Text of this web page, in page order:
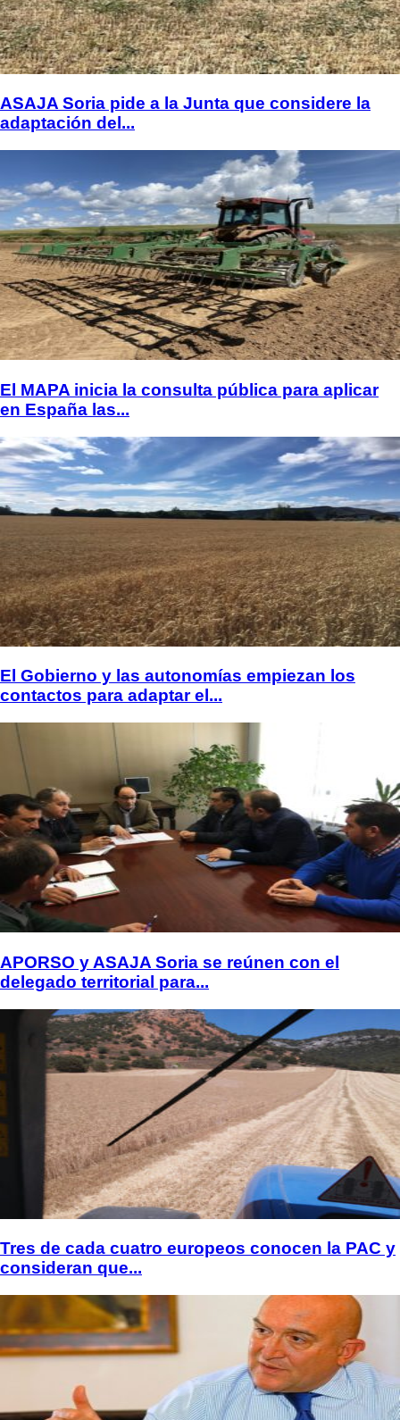
ASAJA Soria pide a la Junta que considere la
adaptación del...
El MAPA inicia la consulta pública para aplicar
en España las...
El Gobierno y las autonomías empiezan los
contactos para adaptar el...
APORSO y ASAJA Soria se reúnen con el
delegado territorial para...
Tres de cada cuatro europeos conocen la PAC y
consideran que...